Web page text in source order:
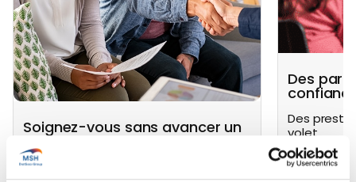
Soignez-vous sans avancer un
euro
L’accès au tiers payant, pour que vous
Des
Des
volet